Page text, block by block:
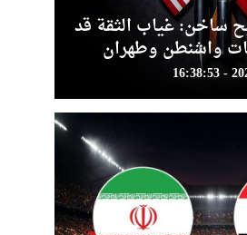
ساخن: غياب الثقة قد
واشنطن وطهران